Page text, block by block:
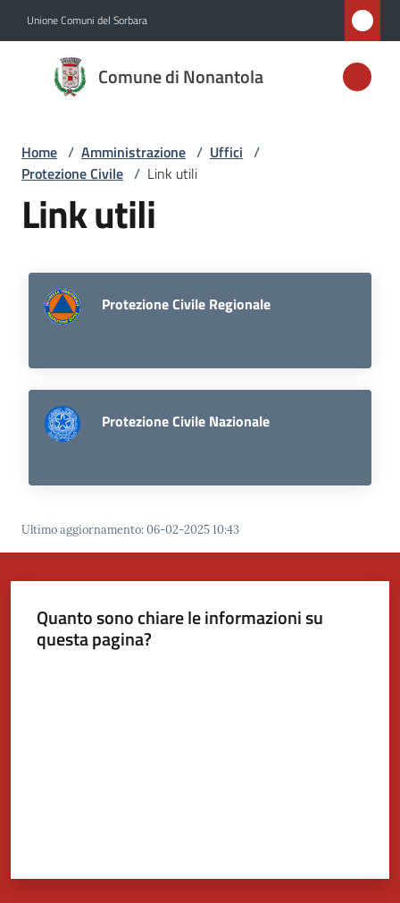
Unione Comuni del Sorbara
Comune di Nonantola
Comune di
Nonantola
Amministrazione
Menu selezionato
Novità
Vivere
Nonantola
argomenti...
su
Home / Amministrazione / Uffici /
Protezione Civile / Link utili
Link utili
Protezione Civile Regionale
Protezione Civile Nazionale
Ultimo aggiornamento:06-02-2025 10:43
Quanto sono chiare le informazioni su
questa pagina?